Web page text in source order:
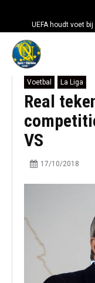
UEFA houdt voet
Voetbal La Liga
Real
VS
17/10/2018